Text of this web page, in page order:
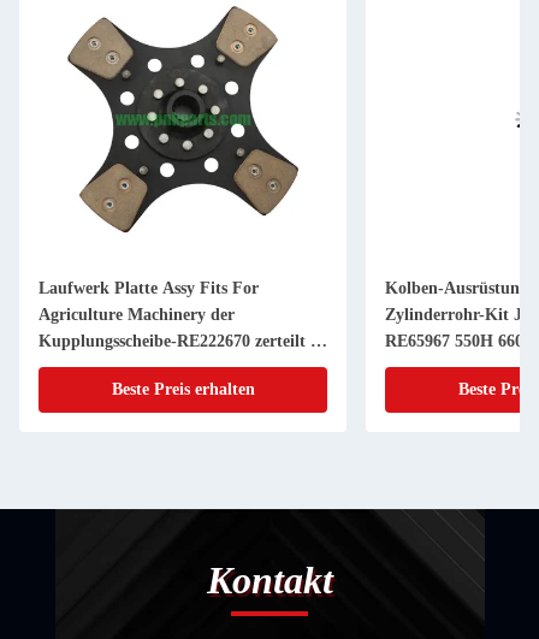
Laufwerk Platte Assy Fits For
Agriculture Machinery der
Kupplungsscheibe-RE222670 zerteilt 11
Zoll 20 KEIL
Beste Preis erhalten
Kolben-Ausrüstung
Zylinderrohr-Kit JDs
RE65967 550H 6603
Powerthch Turbo
Beste
Kontakt